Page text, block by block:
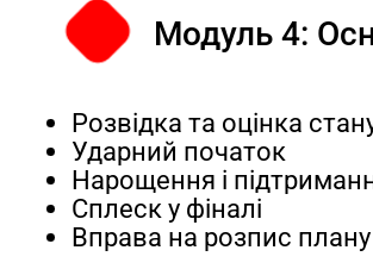
Модуль 4:
Розвідка та оцінка
Ударний початок
Нарощення і
Сплеск у фіналі
Вправа на розпис